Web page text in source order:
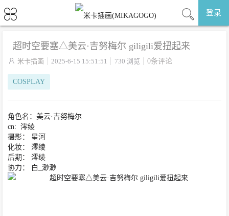
登录
超时空要塞△美云·吉努梅尔 giligili爱扭起来
 米卡插画 2025-6-15 15:51:51 730 浏览 0条评论
COSPLAY
角色名：美云·吉努梅尔
cn: 澪绫
摄影： 星河
化妆： 澪绫
后期： 澪绫
协力： 白_渺渺